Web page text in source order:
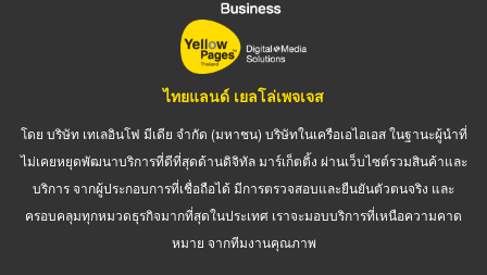
ไทยแลนด์ เยลโล่เพจเจส
โดย บริษัท เทเลอินโฟ มีเดีย จำกัด (มหาชน) บริษัทในเครือเอไอเอส ในฐานะผู้นำที่
ไม่เคยหยุดพัฒนาบริการที่ดีที่สุดด้านดิจิทัล มาร์เก็ตติ้ง ผ่านเว็บไซต์รวมสินค้าและ
บริการ จากผู้ประกอบการที่เชื่อถือได้ มีการตรวจสอบและยืนยันตัวตนจริง และ
ครอบคลุมทุกหมวดธุรกิจมากที่สุดในประเทศ เราจะมอบบริการที่เหนือความคาด
หมาย จากทีมงานคุณภาพ